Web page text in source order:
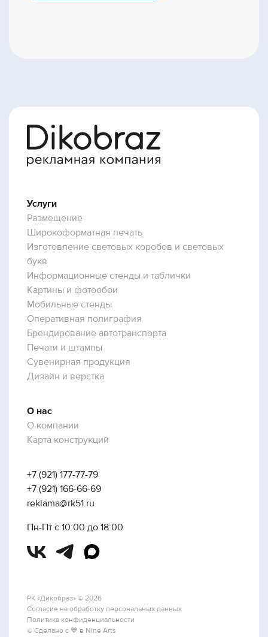
Услуги
Размещение
Широкоформатная печать
Изготовление световых коробов и световых
букв
Информационные стенды и таблички
Картины и фотообои
Мобильные стенды
Оперативная полиграфия
Брендирование автотранспорта
Печати и штампы
Сувенирная продукция
Дизайн и верстка
О нас
О компании
Карта конструкций
+7 (921) 177-77-79
+7 (921) 166-66-69
reklama@rk51.ru
Пн-Пт с 10:00 до 18:00
РК «Дикобраз» © 2026
Согласие на обработку персональных данных
Политика конфиденциальности
© Сделано с 💙 в Nine Arts